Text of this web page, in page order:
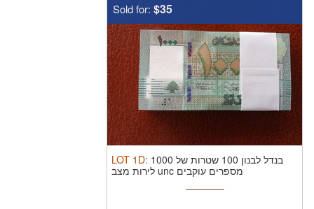
Sold for: $35
LOT 1D: בנדל לבנון 100 שטרות של 1000
לירות מצב unc מספרים עוקבים